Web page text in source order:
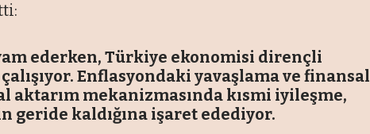
ederken, Türkiye ekonomisi dirençli
Enflasyondaki yavaşlama ve finansal
mekanizmasında kısmi iyileşme,
geride kaldığına işaret edediyor.